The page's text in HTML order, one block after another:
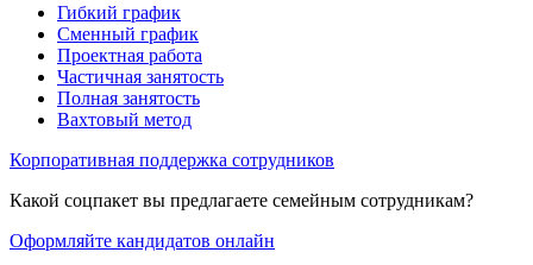
Гибкий график
Сменный график
Проектная работа
Частичная занятость
Полная занятость
Вахтовый метод
Корпоративная поддержка сотрудников
Какой соцпакет вы предлагаете семейным сотрудникам?
Оформляйте кандидатов онлайн